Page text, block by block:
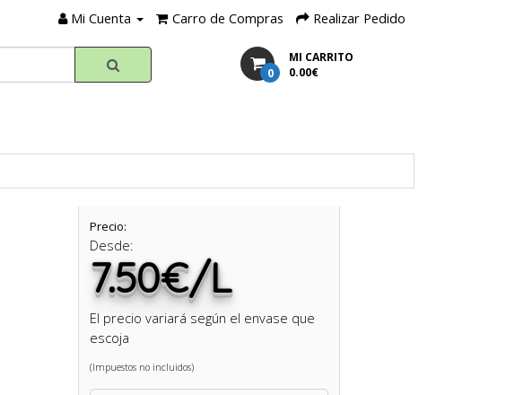
Mi Cuenta Carro de Compras Realizar Pedido
MI CARRITO
0 0.00€
Precio:
Desde:
7.50€/L
El precio variará según el envase que
escoja
(Impuestos no incluidos)